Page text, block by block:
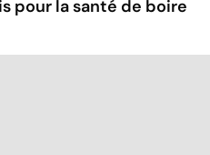
pour la santé de boire